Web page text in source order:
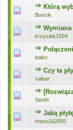
Którą
Buncik
0 głosów
Wymiana
krzysiek1594
0 głosów
balirc
0 głosów
Czy ta
valnar
0 głosów
Senth
0 głosów
Jaką
maxo162055
0 głosów